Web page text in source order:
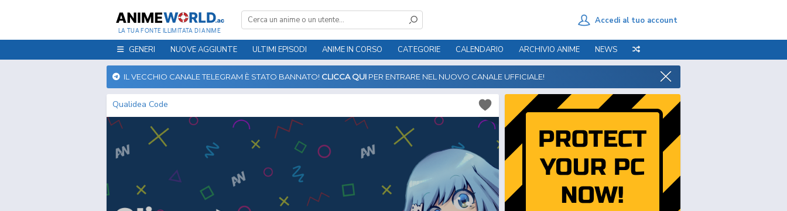
LA TUA FONTE ILLIMITATA DI ANIME
Accedi al tuo account
GENERI NUOVE AGGIUNTE ULTIMI EPISODI ANIME IN CORSO CATEGORIE CALENDARIO ARCHIVIO ANIME NEWS
IL VECCHIO CANALE TELEGRAM È STATO BANNATO! CLICCA QUI PER ENTRARE NEL NUOVO CANALE UFFICIALE!
Qualidea Code